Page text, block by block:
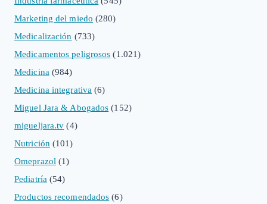
Marketing del miedo (280)
Medicalización (733)
Medicamentos peligrosos (1.021)
Medicina (984)
Medicina integrativa (6)
Miguel Jara & Abogados (152)
migueljara.tv (4)
Nutrición (101)
Omeprazol (1)
Pediatría (54)
Productos recomendados (6)